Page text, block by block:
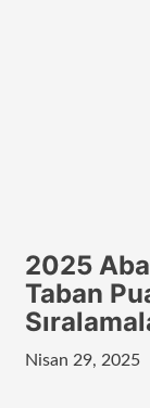
2025
Taban
Nisan 29, 2025